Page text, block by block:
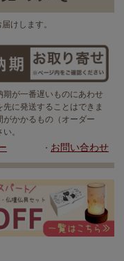
けします。
が一番遅いものにあわせ
に発送することはできま
かかるもの（オーダー
。
・ お問い合わせ